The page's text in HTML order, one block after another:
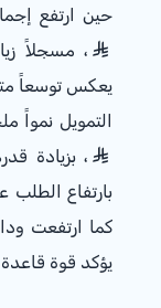
حين ارتفع
يعكس توسعاً
التمويل نمواً
بارتفاع
كما ارتفعت ودائع
يؤكد قوة